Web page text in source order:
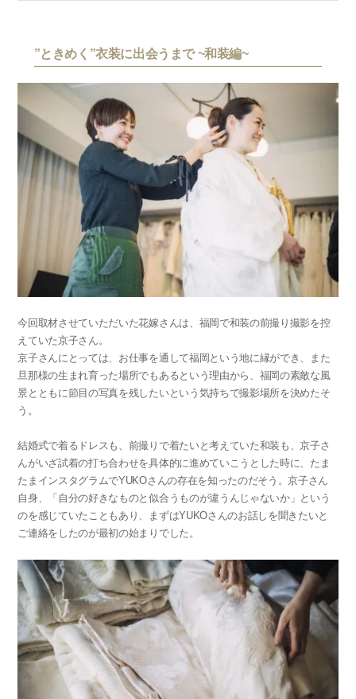
”ときめく”衣装に出会うまで ~和装編~
今回取材させていただいた花嫁さんは、福岡で和装の前撮り撮影を控
えていた京子さん。
京子さんにとっては、お仕事を通して福岡という地に縁ができ、また
旦那様の生まれ育った場所でもあるという理由から、福岡の素敵な風
景とともに節目の写真を残したいという気持ちで撮影場所を決めたそ
う。
結婚式で着るドレスも、前撮りで着たいと考えていた和装も、京子さ
んがいざ試着の打ち合わせを具体的に進めていこうとした時に、たま
たまインスタグラムでYUKOさんの存在を知ったのだそう。京子さん
自身、「自分の好きなものと似合うものが違うんじゃないか」という
のを感じていたこともあり、まずはYUKOさんのお話しを聞きたいと
ご連絡をしたのが最初の始まりでした。